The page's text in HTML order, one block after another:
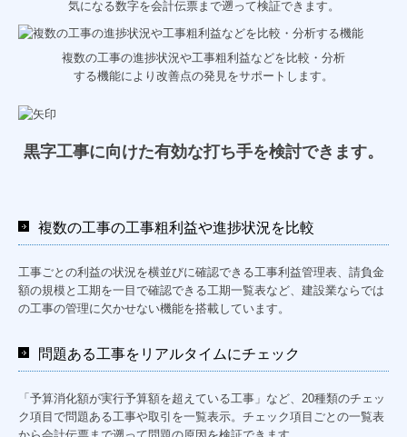
気になる数字を会計伝票まで遡って検証できます。
複数の工事の進捗状況や工事粗利益などを比較・分析
する機能により改善点の発見をサポートします。
黒字工事に向けた有効な打ち手を検討できます。
複数の工事の工事粗利益や進捗状況を比較
工事ごとの利益の状況を横並びに確認できる工事利益管理表、請負金
額の規模と工期を一目で確認できる工期一覧表など、建設業ならでは
の工事の管理に欠かせない機能を搭載しています。
問題ある工事をリアルタイムにチェック
「予算消化額が実行予算額を超えている工事」など、20種類のチェッ
ク項目で問題ある工事や取引を一覧表示。チェック項目ごとの一覧表